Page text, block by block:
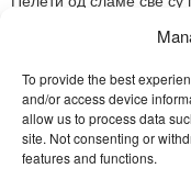
To provide the best
and/or access device
allow us to process data
site. Not consenting or
features and functions.